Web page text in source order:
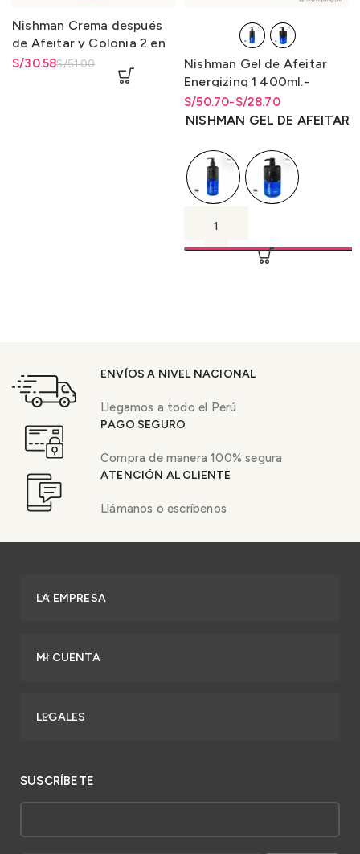
Nishman Crema después
de Afeitar y Colonia 2 en
1-3 / After Shave Cream &
Cologne 2 in 1-3 400ml.
S/51.00
El precio original era: S/51.00.
S/30.58
El precio actual es: S/30.58.
Nishman Gel de Afeitar
Energizing 1 400ml.-
Energizante 2 1L.
S/28.70
-
S/50.70
Rango de precios: desde
S/28.70 hasta S/50.70
Rango de precios: desde
S/28.70hastaS/50.70
NISHMAN GEL DE AFEITAR
ENVÍOS A NIVEL NACIONAL
Llegamos a todo el Perú
PAGO SEGURO
Compra de manera 100% segura
ATENCIÓN AL CLIENTE
Llámanos o escríbenos
LA EMPRESA
MI CUENTA
LEGALES
SUSCRÍBETE